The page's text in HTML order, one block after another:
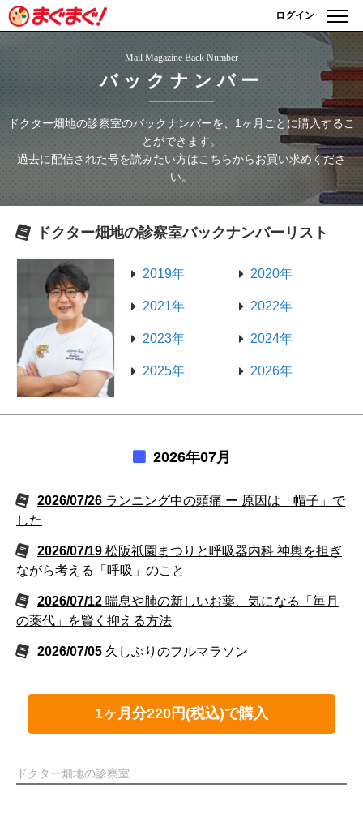
ログイン
Mail Magazine Back Number
バックナンバー
ドクター畑地の診察室のバックナンバーを、1ヶ月ごとに購入するこ
とができます。
過去に配信された号を読みたい方はこちらからお買い求めくださ
い。
ドクター畑地の診察室バックナンバーリスト
2019年 2020年
2021年 2022年
2023年 2024年
2025年 2026年
2026年07月
2026/07/26 ランニング中の頭痛 ー 原因は「帽子」で
した
2026/07/19 松阪祇園まつりと呼吸器内科 神輿を担ぎ
ながら考える「呼吸」のこと
2026/07/12 喘息や肺の新しいお薬、気になる「毎月
の薬代」を賢く抑える方法
2026/07/05 久しぶりのフルマラソン
1ヶ月分220円(税込)で購入
ドクター畑地の診察室